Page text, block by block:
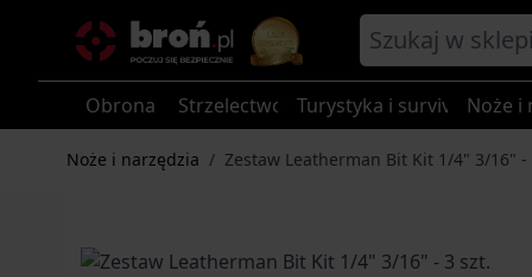
Obrona Strzelectwo Turystyka i survival Noże i
Noże i narzędzia / Zestaw Leatherman Bit Kit 1/4" 3/16" -